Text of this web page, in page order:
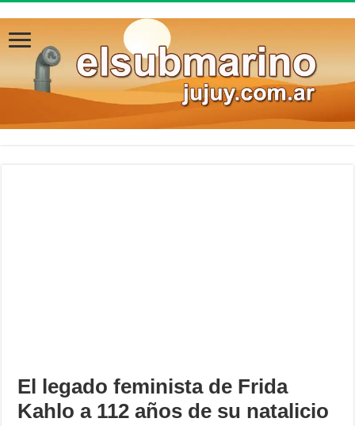
El legado feminista de Frida
Kahlo a 112 años de su natalicio